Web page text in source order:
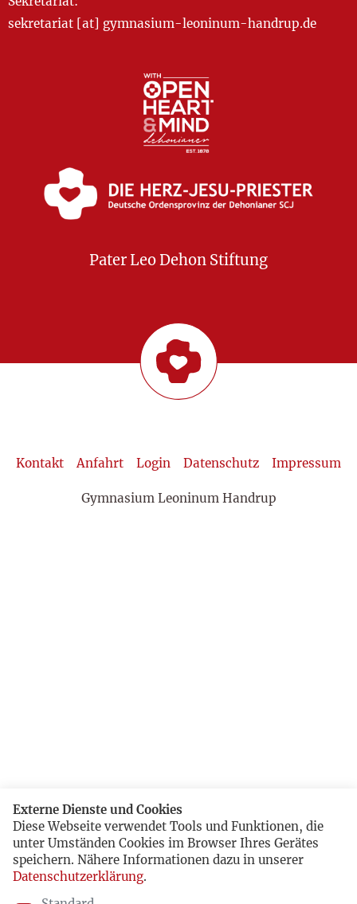
sekretariat [at] gymnasium-leoninum-handrup.de
Pater Leo Dehon Stiftung
Kontakt Anfahrt Login Datenschutz Impressum
Gymnasium Leoninum Handrup
Externe Dienste und Cookies
Diese Webseite verwendet Tools und Funktionen, die
unter Umständen Cookies im Browser Ihres Gerätes
speichern. Nähere Informationen dazu in unserer
Datenschutzerklärung.